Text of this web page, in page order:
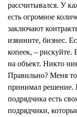
рассчитывался. У
есть огромное
заключают
извините, бизнес.
копеек, – рискуйте.
на объект. Никто
Правильно? Меня
принимал решение.
подрядчика есть
подрядчики,